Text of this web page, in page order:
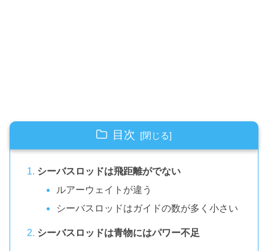
目次
シーバスロッドは飛距離がでない
ルアーウェイトが違う
シーバスロッドはガイドの数が多く小さい
シーバスロッドは青物にはパワー不足